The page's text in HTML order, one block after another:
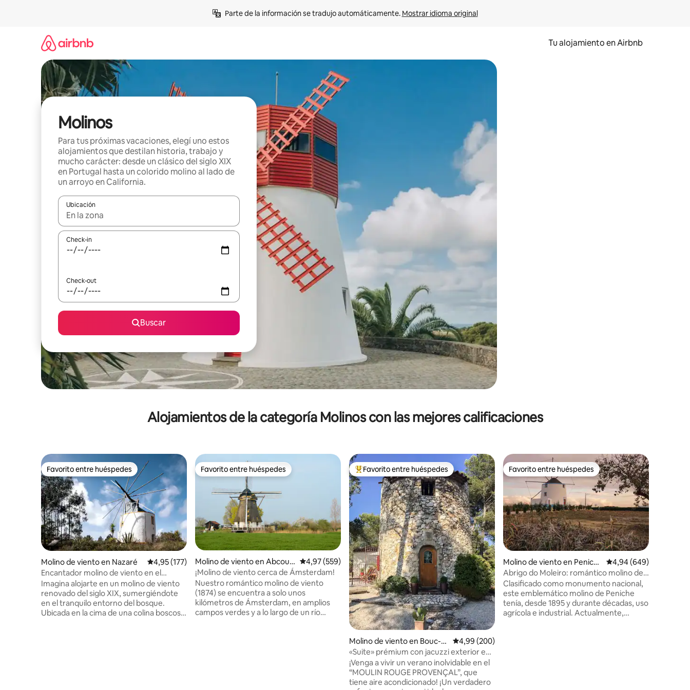
Parte de la información se tradujo automáticamente. Mostrar idioma original
Tu alojamiento en Airbnb
Molinos
Para tus próximas vacaciones, elegí uno estos
alojamientos que destilan historia, trabajo y
mucho carácter: desde un clásico del siglo XIX
en Portugal hasta un colorido molino al lado de
un arroyo en California.
Ubicación
Cuando los resultados estén disponibles, navegá con las teclas de flecha hacia arriba y hacia abajo o explorá deslizando el dedo.
Check-in
Check-out
Buscar
Alojamientos de la categoría Molinos con las mejores calificaciones
Favorito entre huéspedes
Favorito entre huéspedes
Molino de viento en Nazaré Calificación promedio: 4,95 de 5. 177 evaluaciones
4,95 (177)
Encantador molino de viento en el
bosque, a 10 minutos de la playa
Imagina alojarte en un molino de viento
renovado del siglo XIX, sumergiéndote
en el tranquilo entorno del bosque.
Ubicada en la cima de una colina boscosa,
Favorito entre huéspedes
Favorito entre huéspedes
Molino de viento en Abcoud
e
Calificación promedio: 4,97 de 5. 559 evaluaciones
4,97 (559)
¡Molino de viento cerca de Ámsterdam!
Nuestro romántico molino de viento
(1874) se encuentra a solo unos
kilómetros de Ámsterdam, en amplios
campos verdes y a lo largo de un río
Favorito entre los huéspedes más destacados
Favorito entre huéspedes
Molino de viento en Bouc-B
el-Air
Calificación promedio: 4,99 de 5. 200 evaluaciones
4,99 (200)
«Suite» prémium con jacuzzi exterior en
molino
¡Venga a vivir un verano inolvidable en el
“MOULIN ROUGE PROVENÇAL”, que
tiene aire acondicionado! ¡Un verdadero
Favorito entre huéspedes
Favorito entre huéspedes
Molino de viento en Penich
e
Calificación promedio:
4,94 (649)
Abrigo do Moleiro: romántico molino de
viento de 1895
Clasificado como monumento nacional,
este emblemático molino de Peniche
tenía, desde 1895 y durante décadas, uso
agrícola e industrial. Actualmente,